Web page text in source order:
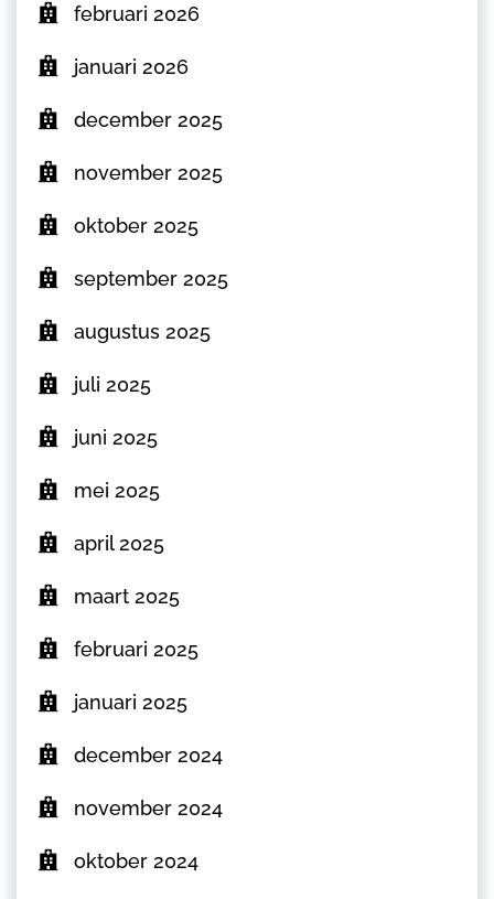
februari 2026
januari 2026
december 2025
november 2025
oktober 2025
september 2025
augustus 2025
juli 2025
juni 2025
mei 2025
april 2025
maart 2025
februari 2025
januari 2025
december 2024
november 2024
oktober 2024